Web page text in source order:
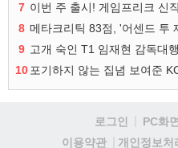
7 이번 주 출시! 게임프리크 신
8 메타크리틱 83점, '어센드 투
9 고개 숙인 T1 임재현 감독대
10 포기하지 않는 집념 보여준
로그인 PC화면
이용약관
개인정보처